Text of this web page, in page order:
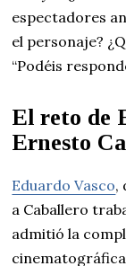
espectadores
el personaje?
“Podéis
El reto de
Ernesto
Eduardo Vasco,
a Caballero
admitió la